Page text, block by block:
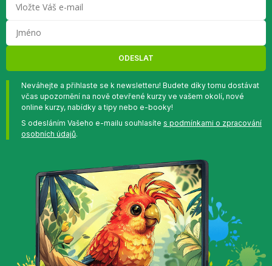
ODESLAT
Neváhejte a přihlaste se k newsletteru! Budete díky tomu dostávat
včas upozornění na nově otevřené kurzy ve vašem okolí, nové
online kurzy, nabídky a tipy nebo e-booky!
S odesláním Vašeho e-mailu souhlasíte s podmínkami o zpracování
osobních údajů.